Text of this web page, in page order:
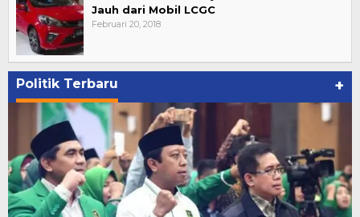
Jauh dari Mobil LCGC
Februari 20, 2018
Politik Terbaru +